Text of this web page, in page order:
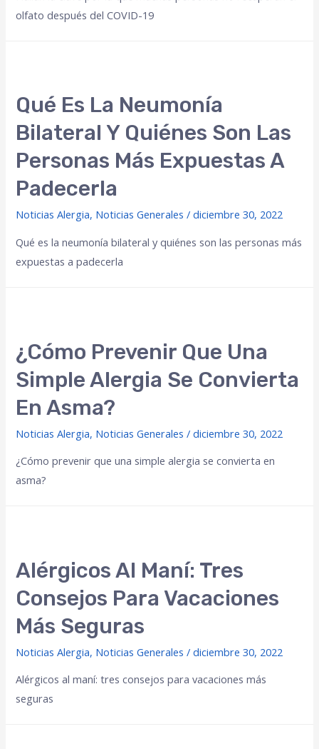
olfato después del COVID-19
Qué Es La Neumonía
Bilateral Y Quiénes Son Las
Personas Más Expuestas A
Padecerla
Noticias Alergia, Noticias Generales /diciembre 30, 2022
Qué es la neumonía bilateral y quiénes son las personas más
expuestas a padecerla
¿Cómo Prevenir Que Una
Simple Alergia Se Convierta
En Asma?
Noticias Alergia, Noticias Generales /diciembre 30, 2022
¿Cómo prevenir que una simple alergia se convierta en
asma?
Alérgicos Al Maní: Tres
Consejos Para Vacaciones
Más Seguras
Noticias Alergia, Noticias Generales /diciembre 30, 2022
Alérgicos al maní: tres consejos para vacaciones más
seguras